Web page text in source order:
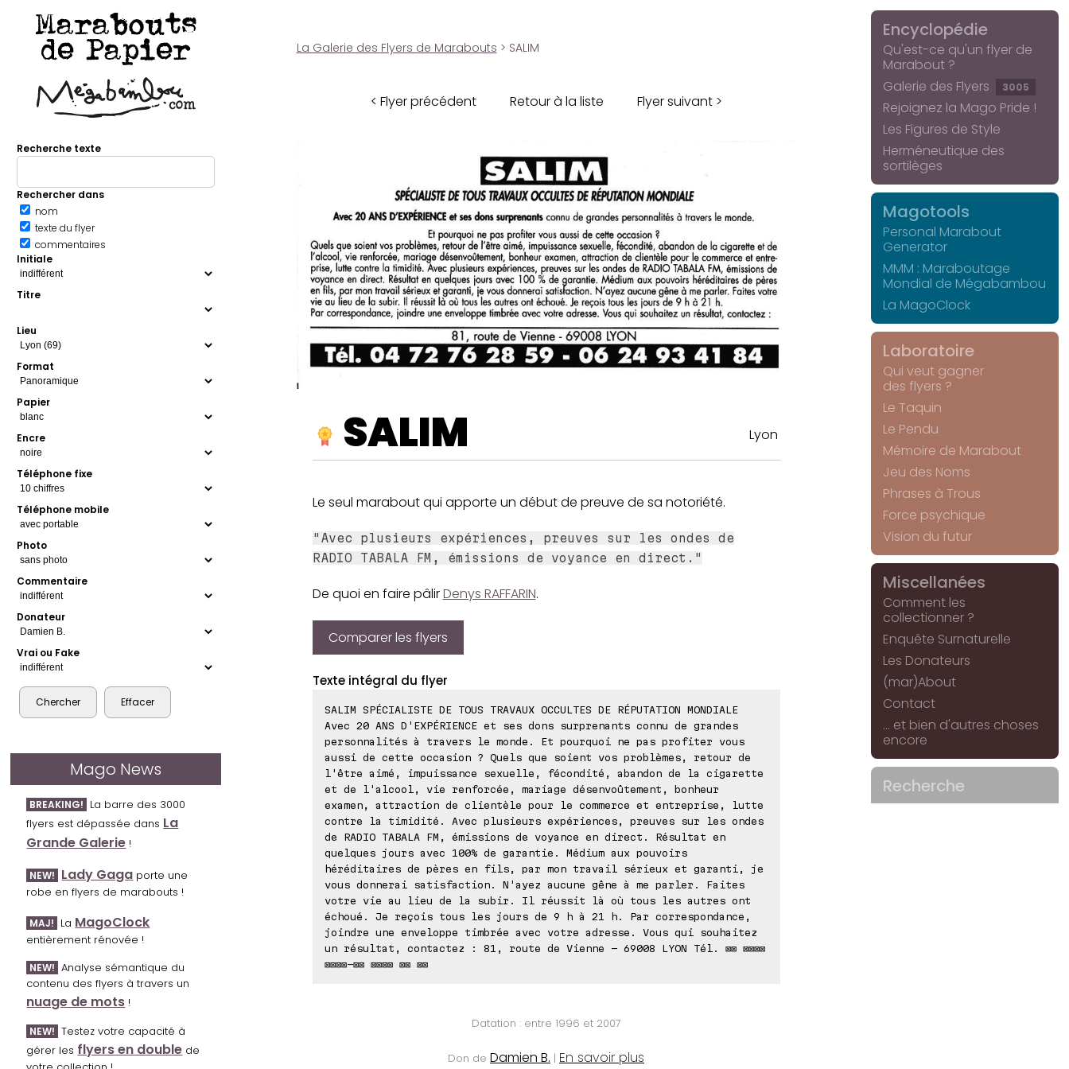
Marabouts
de Papier
Recherche texte
Rechercher dans
nom
texte du flyer
commentaires
Initiale
Titre
Lieu
Format
Papier
Encre
Téléphone fixe
Téléphone mobile
Photo
Commentaire
Donateur
Vrai ou Fake
Mago News
BREAKING! La barre des 3000
flyers est dépassée dans La
Grande Galerie !
NEW! Lady Gaga porte une
robe en flyers de marabouts !
MAJ! La MagoClock
entièrement rénovée !
NEW! Analyse sémantique du
contenu des flyers à travers un
nuage de mots !
NEW! Testez votre capacité à
gérer les flyers en double de
La Galerie des Flyers de Marabouts > SALIM
< Flyer précédent Retour à la liste Flyer suivant >
SALIM Lyon
Le seul marabout qui apporte un début de preuve de sa notoriété.
"Avec plusieurs expériences, preuves sur les ondes de
RADIO TABALA FM, émissions de voyance en direct."
De quoi en faire pâlirDenys RAFFARIN.
Comparer les flyers
Texte intégral du flyer
SALIM SPÉCIALISTE DE TOUS TRAVAUX OCCULTES DE RÉPUTATION MONDIALE
Avec 20 ANS D'EXPÉRIENCE et ses dons surprenants connu de grandes
personnalités à travers le monde. Et pourquoi ne pas profiter vous
aussi de cette occasion ? Quels que soient vos problèmes, retour de
l'être aimé, impuissance sexuelle, fécondité, abandon de la cigarette
et de l'alcool, vie renforcée, mariage désenvoûtement, bonheur
examen, attraction de clientèle pour le commerce et entreprise, lutte
contre la timidité. Avec plusieurs expériences, preuves sur les ondes
de RADIO TABALA FM, émissions de voyance en direct. Résultat en
quelques jours avec 100% de garantie. Médium aux pouvoirs
héréditaires de pères en fils, par mon travail sérieux et garanti, je
vous donnerai satisfaction. N'ayez aucune gêne à me parler. Faites
votre vie au lieu de la subir. Il réussit là où tous les autres ont
échoué. Je reçois tous les jours de 9 h à 21 h. Par correspondance,
joindre une enveloppe timbrée avec votre adresse. Vous qui souhaitez
un résultat, contactez : 81, route de Vienne - 69008 LYON Tél. ⊠⊠ ⊠⊠⊠⊠
⊠⊠⊠⊠-⊠⊠ ⊠⊠⊠⊠ ⊠⊠ ⊠⊠
Datation : entre 1996 et 2007
Don de Damien B. | En savoir plus
Encyclopédie
Qu'est-ce qu'un flyer de
Marabout ?
Galerie des Flyers
3005
Rejoignez la Mago Pride !
Les Figures de Style
Herméneutique des
sortilèges
Magotools
Personal Marabout
Generator
MMM : Maraboutage
Mondial de Mégabambou
La MagoClock
Laboratoire
Qui veut gagner
des flyers ?
Le Taquin
Le Pendu
Mémoire de Marabout
Jeu des Noms
Phrases à Trous
Force psychique
Vision du futur
Miscellanées
Comment les
collectionner ?
Enquête Surnaturelle
Les Donateurs
(mar)About
Contact
... et bien d'autres choses
encore
Recherche